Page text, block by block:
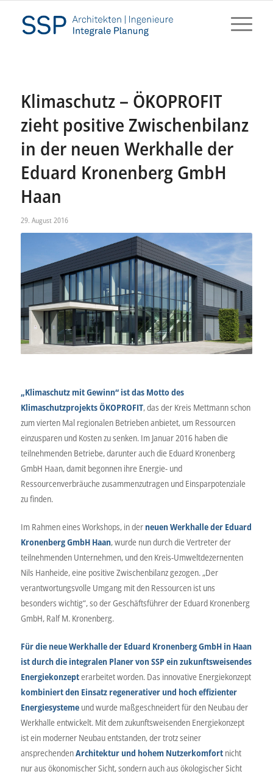
Klimaschutz – ÖKOPROFIT
zieht positive Zwischenbilanz
in der neuen Werkhalle der
Eduard Kronenberg GmbH
Haan
29. August 2016
„Klimaschutz mit Gewinn“ ist das Motto des
Klimaschutzprojekts ÖKOPROFIT, das der Kreis Mettmann schon
zum vierten Mal regionalen Betrieben anbietet, um Ressourcen
einzusparen und Kosten zu senken. Im Januar 2016 haben die
teilnehmenden Betriebe, darunter auch die Eduard Kronenberg
GmbH Haan, damit begonnen ihre Energie- und
Ressourcenverbräuche zusammenzutragen und Einsparpotenziale
zu finden.
Im Rahmen eines Workshops, in der neuen Werkhalle der Eduard
Kronenberg GmbH Haan, wurde nun durch die Vertreter der
teilnehmenden Unternehmen, und den Kreis-Umweltdezernenten
Nils Hanheide, eine positive Zwischenbilanz gezogen. „Der
verantwortungsvolle Umgang mit den Ressourcen ist uns
besonders wichtig“, so der Geschäftsführer der Eduard Kronenberg
GmbH, Ralf M. Kronenberg.
Für die neue Werkhalle der Eduard Kronenberg GmbH in Haan
ist durch die integralen Planer von SSP ein zukunftsweisendes
Energiekonzepterarbeitet worden. Das innovative Energiekonzept
kombiniert den Einsatz regenerativer und hoch effizienter
Energiesystemeund wurde maßgeschneidert für den Neubau der
Werkhalle entwickelt. Mit dem zukunftsweisenden Energiekonzept
ist ein moderner Neubau entstanden, der trotz seiner
ansprechendenArchitektur und hohem Nutzerkomfortnicht
nur aus ökonomischer Sicht, sondern auch aus ökologischer Sicht